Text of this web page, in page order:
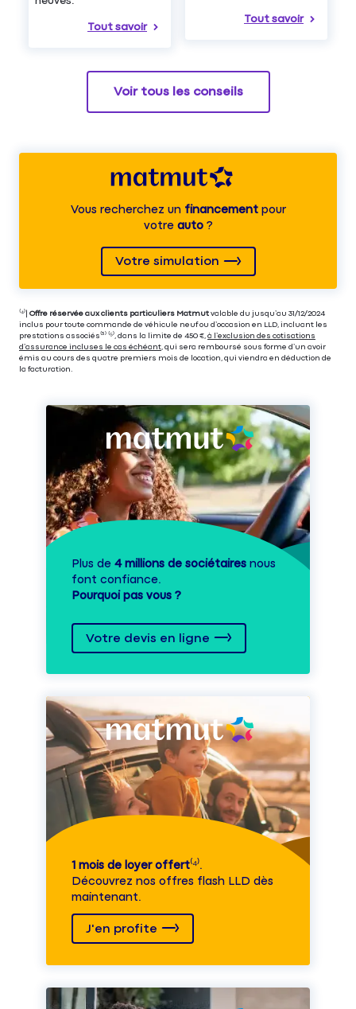
Tout savoir
Tout savoir
Voir tous les conseils
Vous recherchez unfinancementpour
votre auto?
Votre simulation
⁽⁴⁾| Offre réservée aux clients particuliers Matmut valable du jusqu’au 31/12/2024
inclus pour toute commande de véhicule neuf ou d’occasion en LLD, incluant les
prestations associés⁽³⁾ ⁽⁵⁾, dans la limite de 450 €, à l’exclusion des cotisations
d’assurance incluses le cas échéant, qui sera remboursé sous forme d’un avoir
émis au cours des quatre premiers mois de location, qui viendra en déduction de
la facturation.
Plus de 4 millions de sociétaires nous
font confiance.
Pourquoi pas vous ?
Votre devis en ligne
1 mois de loyer offert⁽⁴⁾.
Découvrez nos offres flash LLD dès
maintenant.
J'en profite